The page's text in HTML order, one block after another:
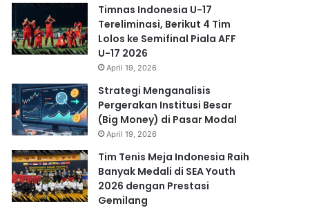
Timnas Indonesia U-17
Tereliminasi, Berikut 4 Tim
Lolos ke Semifinal Piala AFF
U-17 2026
April 19, 2026
Strategi Menganalisis
Pergerakan Institusi Besar
(Big Money) di Pasar Modal
April 19, 2026
Tim Tenis Meja Indonesia Raih
Banyak Medali di SEA Youth
2026 dengan Prestasi
Gemilang